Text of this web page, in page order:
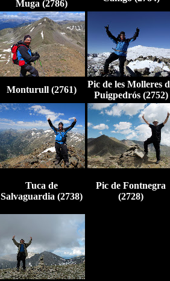
Muga (2786)
Monturull (2761)
Pic de les Molleres
Puigpedrós (2752)
Tuca de
Salvaguardia (2738)
Pic de Fontnegra
(2728)